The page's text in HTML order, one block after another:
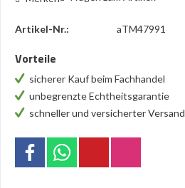
Artikel-Nr.: aTM47991
Vorteile
sicherer Kauf beim Fachhandel
unbegrenzte Echtheitsgarantie
schneller und versicherter Versand